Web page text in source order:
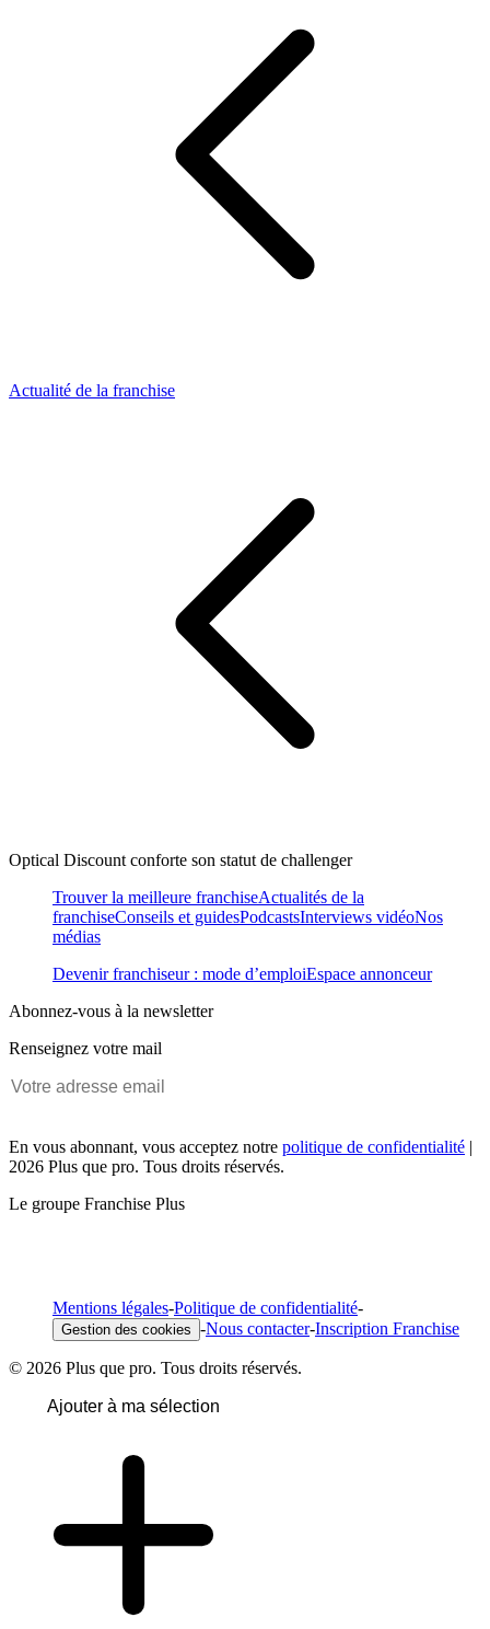
Actualité de la franchise
Optical Discount conforte son statut de challenger
Trouver la meilleure franchiseActualités de la
franchiseConseils et guidesPodcastsInterviews vidéoNos
médias
Devenir franchiseur : mode d’emploiEspace annonceur
Abonnez-vous à la newsletter
Renseignez votre mail
En vous abonnant, vous acceptez notre politique de confidentialité |
2026 Plus que pro. Tous droits réservés.
Le groupe Franchise Plus
Mentions légales-Politique de confidentialité-
Gestion des cookies -Nous contacter-Inscription Franchise
© 2026 Plus que pro. Tous droits réservés.
Ajouter à ma sélection